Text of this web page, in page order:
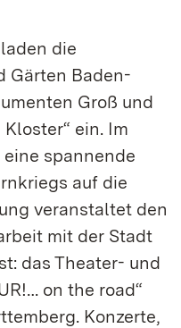
die
Gärten Baden-
Groß und
ein. Im
spannende
auf die
veranstaltet den
mit der Stadt
das Theater- und
on the road“
Konzerte,